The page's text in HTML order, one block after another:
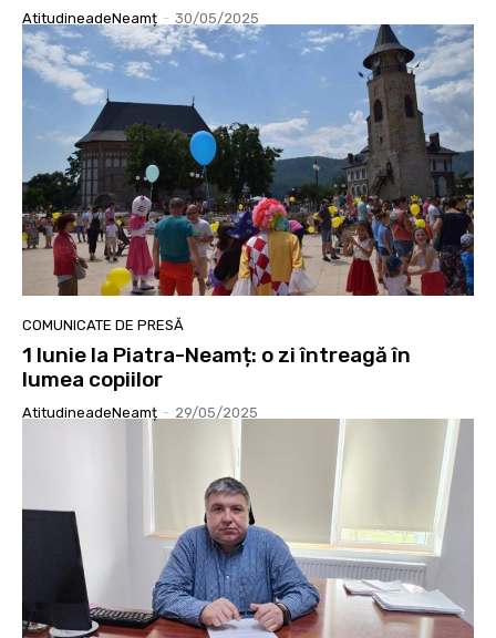
AtitudineadeNeamț - 30/05/2025
COMUNICATE DE PRESĂ
1 Iunie la Piatra-Neamț: o zi întreagă în
lumea copiilor
AtitudineadeNeamț - 29/05/2025